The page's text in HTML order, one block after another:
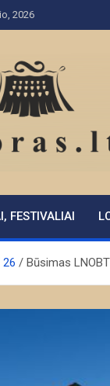
2026
FESTIVALIAI
26 Būsimas